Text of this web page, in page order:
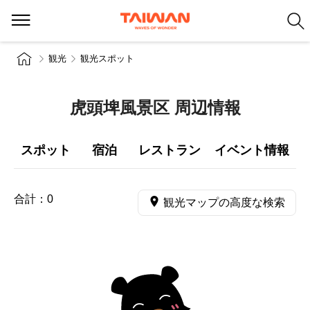
観光 観光スポット
虎頭埤風景区 周辺情報
スポット 宿泊 レストラン イベント情報
合計： 0 観光マップの高度な検索